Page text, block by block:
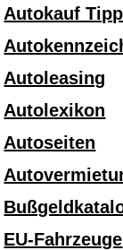
Autokauf
Autoleasing
Autolexikon
Autoseiten
EU-Fahrzeuge